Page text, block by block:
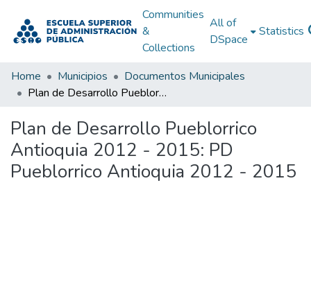
Communities
&
Collections
All of
DSpace
Statistics
Home Municipios
Documentos Municipales
Plan de Desarrollo Pueblorrico Antioquia 2012 - 2015: PD Pueblorrico Antioquia 2012 - 2015
Plan de Desarrollo Pueblorrico
Antioquia 2012 - 2015: PD
Pueblorrico Antioquia 2012 - 2015